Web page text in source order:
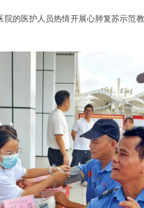
的医护人员热情开展心肺复苏示范